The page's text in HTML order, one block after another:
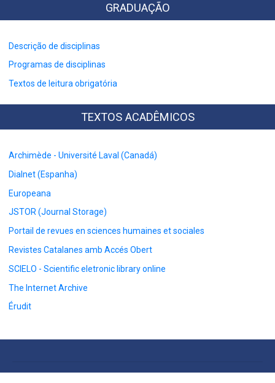
GRADUAÇÃO
Descrição de disciplinas
Programas de disciplinas
Textos de leitura obrigatória
TEXTOS ACADÊMICOS
Archimède - Université Laval (Canadá)
Dialnet (Espanha)
Europeana
JSTOR (Journal Storage)
Portail de revues en sciences humaines et sociales
Revistes Catalanes amb Accés Obert
SCIELO - Scientific eletronic library online
The Internet Archive
Érudit